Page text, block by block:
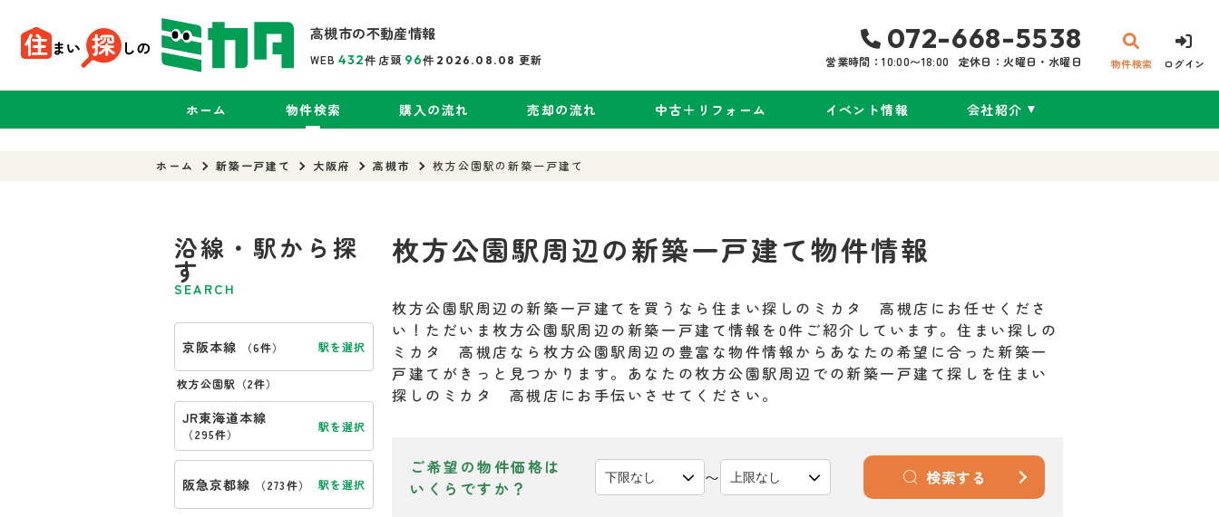
高槻市の不動産情報
WEB 432件 店頭 96件 2026.08.08 更新
072-668-5538
営業時間：10:00〜18:00 定休日：火曜日・水曜日 物件検索 ログイン
ホーム 物件検索 購入の流れ 売却の流れ 中古＋リフォーム イベント情報 会社紹介
ホーム 新築一戸建て 大阪府 高槻市 枚方公園駅の新築一戸建て
枚方公園駅周辺の新築一戸建て物件情報
枚方公園駅周辺の新築一戸建てを買うなら住まい探しのミカタ 高槻店にお任せくださ
い！ただいま枚方公園駅周辺の新築一戸建て情報を0件ご紹介しています。住まい探しの
ミカタ 高槻店なら枚方公園駅周辺の豊富な物件情報からあなたの希望に合った新築一
戸建てがきっと見つかります。あなたの枚方公園駅周辺での新築一戸建て探しを住まい
探しのミカタ 高槻店にお手伝いさせてください。
ご希望の物件価格は
いくらですか？
〜 検索する
沿線・駅から探
す
SEARCH
京阪本線 （6件） 駅を選択
枚方公園駅（2件）
JR東海道本線
（295件）
駅を選択
阪急京都線 （273件） 駅を選択